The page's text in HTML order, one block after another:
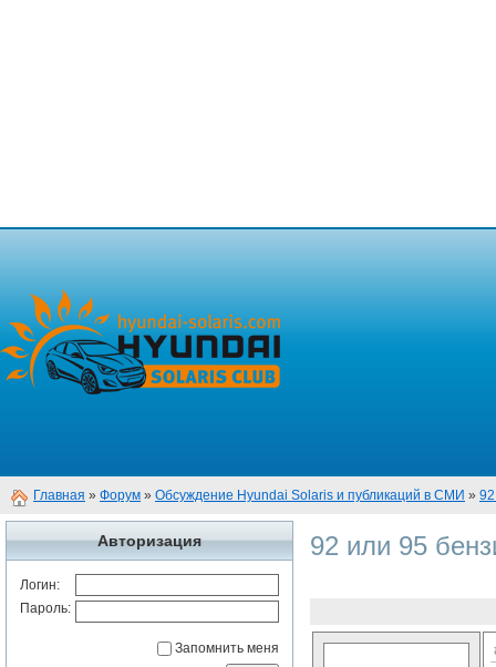
Главная » Форум » Обсуждение Hyundai Solaris и публикаций в СМИ »
Авторизация
Логин:
Пароль:
Запомнить меня
92 или 95